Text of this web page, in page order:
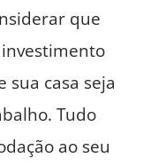
que
sua casa seja
Tudo
ao seu